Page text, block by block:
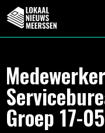
Groep 17-